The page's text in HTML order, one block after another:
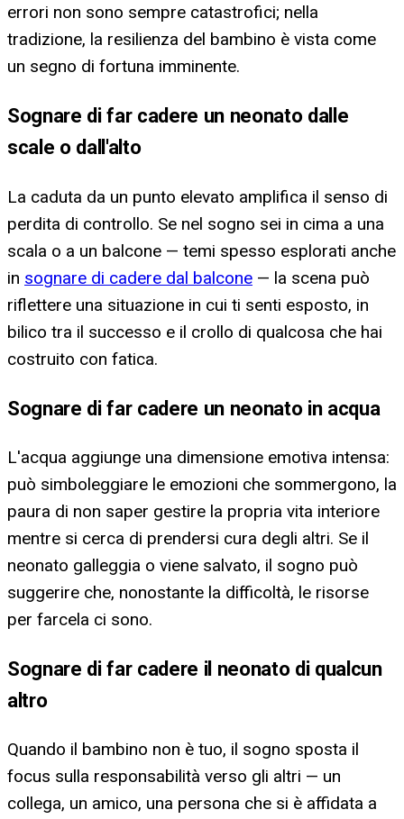
errori non sono sempre catastrofici; nella
tradizione, la resilienza del bambino è vista come
un segno di fortuna imminente.
Sognare di far cadere un neonato dalle
scale o dall'alto
La caduta da un punto elevato amplifica il senso di
perdita di controllo. Se nel sogno sei in cima a una
scala o a un balcone — temi spesso esplorati anche
in sognare di cadere dal balcone — la scena può
riflettere una situazione in cui ti senti esposto, in
bilico tra il successo e il crollo di qualcosa che hai
costruito con fatica.
Sognare di far cadere un neonato in acqua
L'acqua aggiunge una dimensione emotiva intensa:
può simboleggiare le emozioni che sommergono, la
paura di non saper gestire la propria vita interiore
mentre si cerca di prendersi cura degli altri. Se il
neonato galleggia o viene salvato, il sogno può
suggerire che, nonostante la difficoltà, le risorse
per farcela ci sono.
Sognare di far cadere il neonato di qualcun
altro
Quando il bambino non è tuo, il sogno sposta il
focus sulla responsabilità verso gli altri — un
collega, un amico, una persona che si è affidata a